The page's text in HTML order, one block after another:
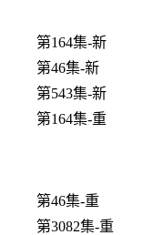
第164集-新
第46集-新
第543集-新
第164集-重
第46集-重
第3082集-重